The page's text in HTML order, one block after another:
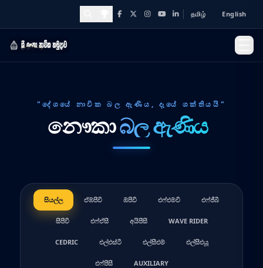
Awards and Achievements
Facebook
X Instagram
YouTubeLinkedIn
தமிழ் English
"දේශයේ නාවික බල ඇණිය, දැයේ ශක්තියයි"
නෞකාබල ඇණිය
සියල්ල ඒඹ්පීවී ඹ්පීවී එෆ්එම්වී එෆ්ජීබී
සීපීවී එෆ්ඒසී අයිපීසී WAVE RIDER
CEDRIC එල්එස්ටී එල්සීඑම් එල්සීඑයූ
එෆ්පීසී AUXILIARY